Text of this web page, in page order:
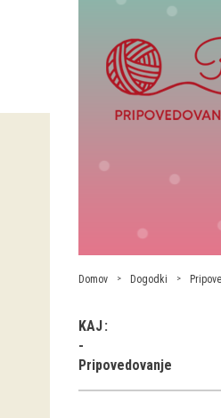
Domov Dogodki
KAJ
Pripovedovanje